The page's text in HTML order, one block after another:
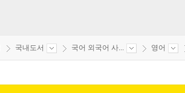
국내도서 국어 외국어 사... 영어